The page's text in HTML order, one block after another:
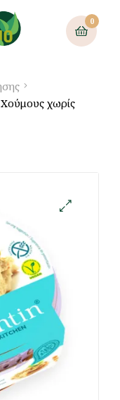
0
Χούμους χωρίς